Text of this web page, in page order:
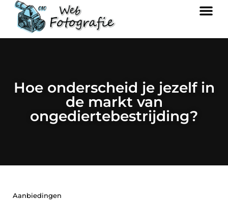
Hoe onderscheid je jezelf in
de markt van
ongediertebestrijding?
Aanbiedingen